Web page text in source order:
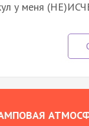
у меня